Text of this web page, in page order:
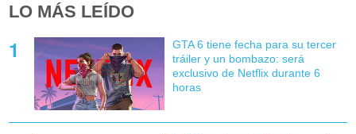
LO MÁS LEÍDO
GTA 6 tiene fecha para su tercer
tráiler y un bombazo: será
exclusivo de Netflix durante 6
horas